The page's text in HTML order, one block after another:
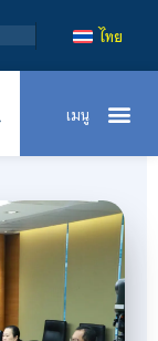
สถาบันเทคโน
ไทย